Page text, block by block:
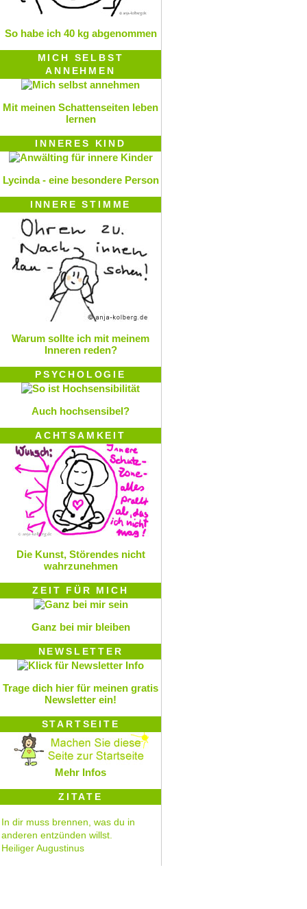
So habe ich 40 kg abgenommen
MICH SELBST
ANNEHMEN
Mit meinen Schattenseiten leben
lernen
INNERES KIND
Lycinda - eine besondere Person
INNERE STIMME
Warum sollte ich mit meinem
Inneren reden?
PSYCHOLOGIE
Auch hochsensibel?
ACHTSAMKEIT
Die Kunst, Störendes nicht
wahrzunehmen
ZEIT FÜR MICH
Ganz bei mir bleiben
NEWSLETTER
Trage dich hier für meinen gratis
Newsletter ein!
STARTSEITE
Mehr Infos
ZITATE
In dir muss brennen, was du in
anderen entzünden willst.
Heiliger Augustinus